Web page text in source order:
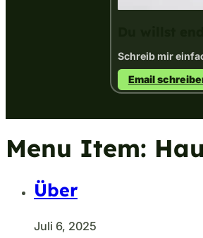
Du willst
Schreib mir
Email
Menu Item:
Über
Juli 6, 2025